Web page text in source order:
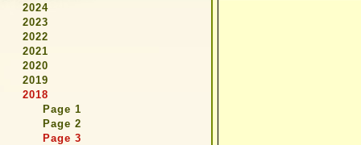
2024
2023
2022
2021
2020
2019
2018
Page 1
Page 2
Page 3